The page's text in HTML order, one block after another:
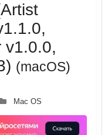
v1.0.0,
(macOS)
Mac OS